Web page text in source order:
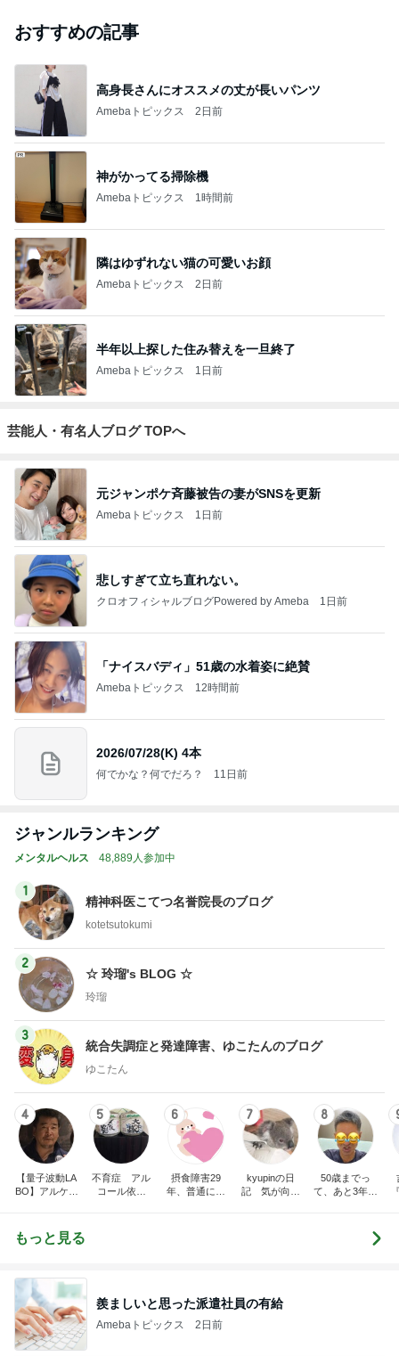
おすすめの記事
高身長さんにオススメの丈が長いパンツ
Amebaトピックス 2日前
神がかってる掃除機
Amebaトピックス 1時間前
隣はゆずれない猫の可愛いお顔
Amebaトピックス 2日前
半年以上探した住み替えを一旦終了
Amebaトピックス 1日前
芸能人・有名人ブログ TOPへ
元ジャンポケ斉藤被告の妻がSNSを更新
Amebaトピックス 1日前
悲しすぎて立ち直れない。
クロオフィシャルブログPowered by Ameba 1日前
「ナイスバディ」51歳の水着姿に絶賛
Amebaトピックス 12時間前
2026/07/28(K) 4本
何でかな？何でだろ？ 11日前
ジャンルランキング
メンタルヘルス 48,889人参加中
1
精神科医こてつ名誉院長のブログ
kotetsutokumi
2
☆ 玲瑠's BLOG ☆
玲瑠
3
統合失調症と発達障害、ゆこたんのブログ
ゆこたん
4
【量子波動LA
BO】アルケミ
5
不育症 アル
コール依存
6
摂食障害29
年、普通に食
7
kyupinの日
記 気が向け
8
50歳までっ
て、あと3年な
もっと見る
羨ましいと思った派遣社員の有給
Amebaトピックス 2日前